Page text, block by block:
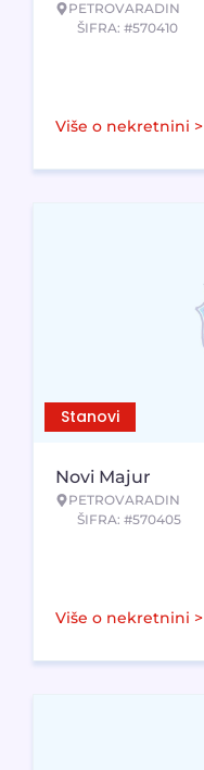
PETROVARADIN
ŠIFRA: #570410
Više o nekretnini >
Stanovi
Novi Majur
PETROVARADIN
ŠIFRA: #570405
Više o nekretnini >